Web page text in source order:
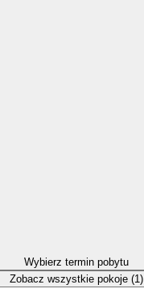
Wybierz termin pobytu
Zobacz wszystkie pokoje (1)